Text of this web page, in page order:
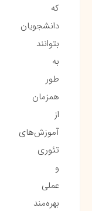
که
دانشجویان
بتوانند
به
طور
همزمان
از
آموزش‌های
تئوری
و
عملی
بهره‌مند